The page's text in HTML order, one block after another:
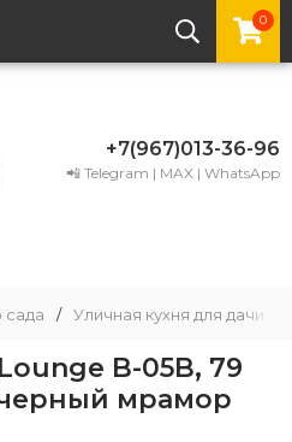
0
+7(967)013-36-96
📲 Telegram | MAX | WhatsApp
сада / Уличная кухня для дачи
B-05B, 79
мрамор